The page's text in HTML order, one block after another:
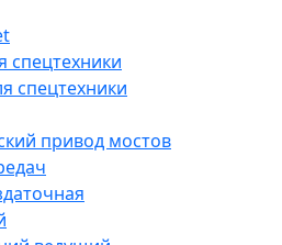
спецтехники
спецтехники
привод мостов